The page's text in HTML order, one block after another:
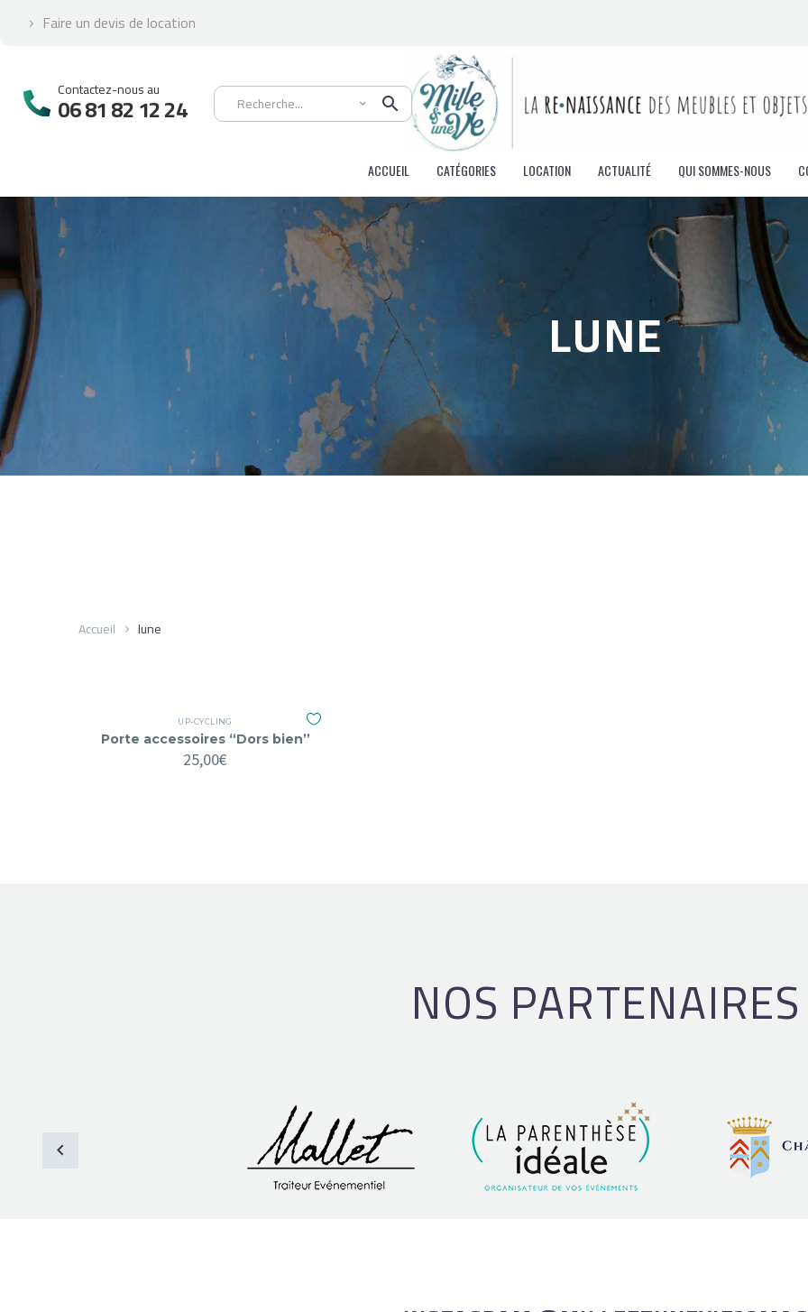
 Faire un devis de location
 Contactez-nous au
06 81 82 12 24
ACCUEIL CATÉGORIES LOCATION ACTUALITÉ QUI SOMMES-NOUS
LUNE
Accueil lune
UP-CYCLING
Porte accessoires “Dors bien”
25,00€
NOS PARTENAIRES